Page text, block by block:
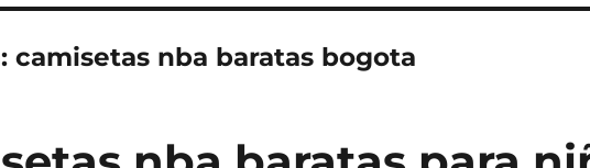
camisetas nba baratas bogota